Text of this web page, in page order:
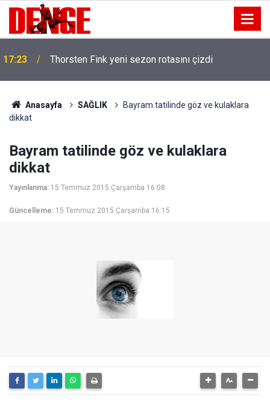
17:23 Thorsten Fink yeni sezon rotasını çizdi
Anasayfa SAĞLIK
Bayram tatilinde göz ve kulaklara
dikkat
Bayram tatilinde göz ve kulaklara
dikkat
Yayınlanma: 15 Temmuz 2015 Çarşamba 16:08
Güncelleme: 15 Temmuz 2015 Çarşamba 16:15